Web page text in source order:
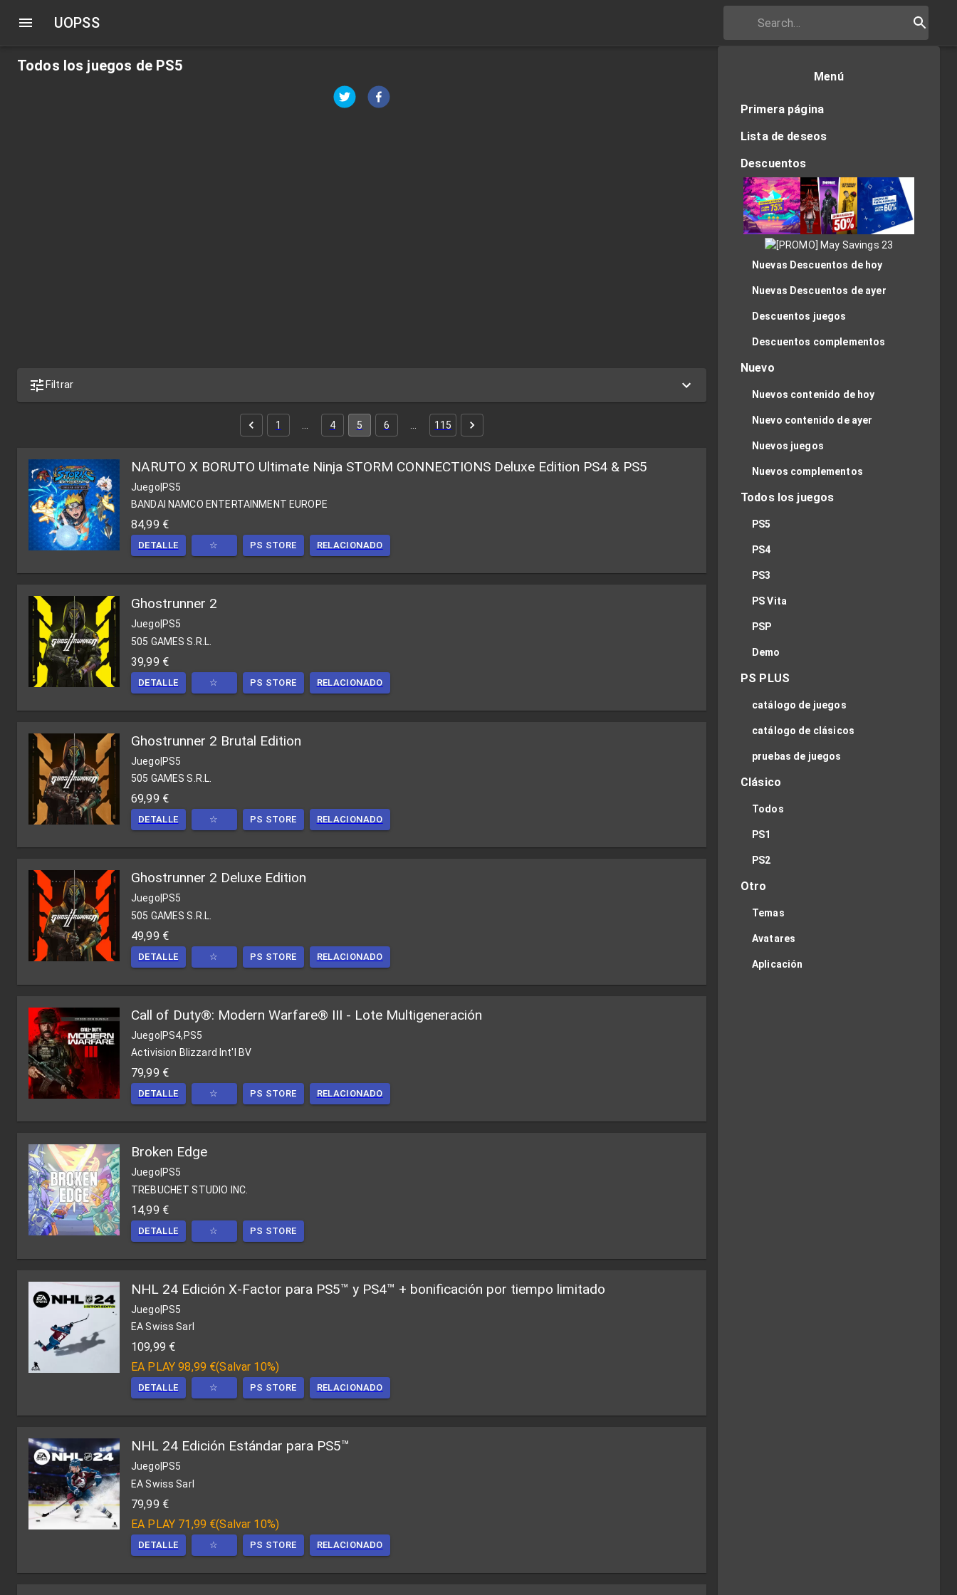
UOPSS
Todos los juegos de PS5
Filtrar
1 4 5 6 115
NARUTO X BORUTO Ultimate Ninja STORM CONNECTIONS Deluxe Edition PS4 & PS5
Juego|PS5
BANDAI NAMCO ENTERTAINMENT EUROPE
84,99 €
DETALLE ☆ PS STORE RELACIONADO
Ghostrunner 2
Juego PS5
505 GAMES S.R.L.
39,99 €
DETALLE ☆ PS STORE RELACIONADO
Ghostrunner 2 Brutal Edition
Juego|PS5
505 GAMES S.R.L.
69,99 €
DETALLE ☆ PS STORE RELACIONADO
Ghostrunner 2 Deluxe Edition
Juego PS5
505 GAMES S.R.L.
49,99 €
DETALLE ☆ PS STORE RELACIONADO
Call of Duty®: Modern Warfare® III - Lote Multigeneración
Juego|PS4,PS5
Activision Blizzard Int'l BV
79,99 €
DETALLE ☆ PS STORE RELACIONADO
Broken Edge
Juego PS5
TREBUCHET STUDIO INC.
14,99 €
DETALLE ☆ PS STORE
NHL 24 Edición X-Factor para PS5™ y PS4™ + bonificación por tiempo limitado
Juego|PS5
EA Swiss Sarl
109,99 €
EA PLAY 98,99 €(Salvar 10%)
DETALLE ☆ PS STORE RELACIONADO
NHL 24 Edición Estándar para PS5™
Juego PS5
EA Swiss Sarl
79,99 €
EA PLAY 71,99 €(Salvar 10%)
DETALLE ☆ PS STORE RELACIONADO
Menú
Primera página
Lista de deseos
Descuentos
Nuevas Descuentos de hoy
Nuevas Descuentos de ayer
Descuentos juegos
Descuentos complementos
Nuevo
Nuevos contenido de hoy
Nuevo contenido de ayer
Nuevos juegos
Nuevos complementos
Todos los juegos
PS5
PS4
PS3
PS Vita
PSP
Demo
PS PLUS
catálogo de juegos
catálogo de clásicos
pruebas de juegos
Clásico
Todos
PS1
PS2
Otro
Temas
Avatares
Aplicación